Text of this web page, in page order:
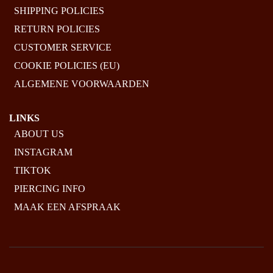
SHIPPING POLICIES
RETURN POLICIES
CUSTOMER SERVICE
COOKIE POLICIES (EU)
ALGEMENE VOORWAARDEN
LINKS
ABOUT US
INSTAGRAM
TIKTOK
PIERCING INFO
MAAK EEN AFSPRAAK